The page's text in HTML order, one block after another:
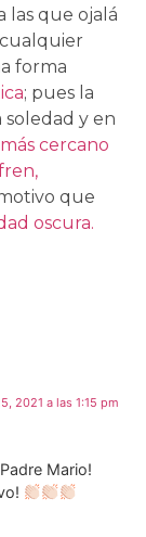
las que ojalá
forma
; pues la
soledad y en
cercano
que
oscura.
2021 a las 1:15 pm
Mario!